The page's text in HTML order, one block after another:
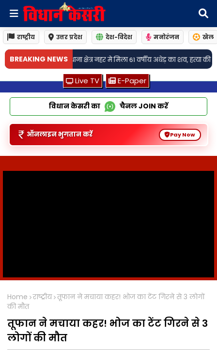
राष्ट्रीय उत्तर प्रदेश देश-विदेश मनोरंजन खेल
BREAKING NEWS
61 वर्षीय अधेड़ का शव, हत्या की आशंका• लखनऊ: डीसीपी उत्तरी ने सैरपुर,
Live TV E-Paper
विधान केसरी का चैनलJOIN करें
ऑनलाइन भुगतान करें Pay Now
Home राष्ट्रीय तूफान ने मचाया कहर! भोज का टेंट गिरने से 3 लोगों
की मौत
तूफान ने मचाया कहर! भोज का टेंट गिरने से 3
लोगों की मौत